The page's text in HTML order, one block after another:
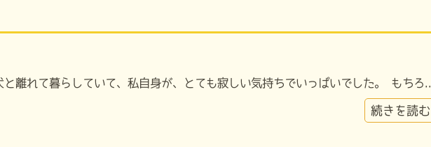
と離れて暮らしていて、私自身が、とても寂しい気持ちでいっぱいでした。 もちろ...
続きを読む